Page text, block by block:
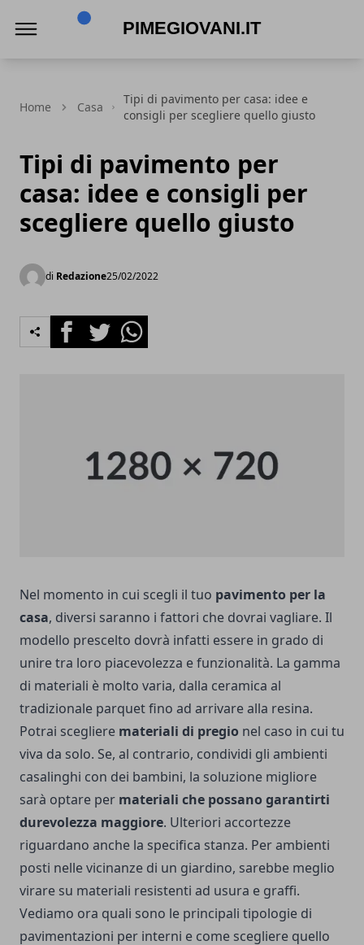
Home Casa
Tipi di pavimento per casa: idee e
consigli per scegliere quello giusto
Tipi di pavimento per
casa: idee e consigli per
scegliere quello giusto
di Redazione25/02/2022
FacebookTwitterWhatsapp
Nel momento in cui scegli il tuo pavimento per la
casa, diversi saranno i fattori che dovrai vagliare. Il
modello prescelto dovrà infatti essere in grado di
unire tra loro piacevolezza e funzionalità. La gamma
di materiali è molto varia, dalla ceramica al
tradizionale parquet fino ad arrivare alla resina.
Potrai scegliere materiali di pregio nel caso in cui tu
viva da solo. Se, al contrario, condividi gli ambienti
casalinghi con dei bambini, la soluzione migliore
sarà optare per materiali che possano garantirti
durevolezza maggiore. Ulteriori accortezze
riguardano anche la specifica stanza. Per ambienti
posti nelle vicinanze di un giardino, sarebbe meglio
virare su materiali resistenti ad usura e graffi.
Vediamo ora quali sono le principali tipologie di
pavimentazioni per interni e come scegliere quello